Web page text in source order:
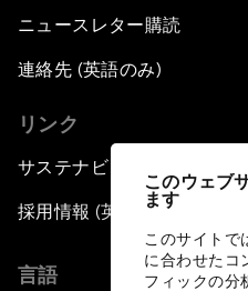
このウェブ
ます
このサイトで
に合わせたコ
フィックの分
ニュースレター購読
連絡先 (英語のみ)
リンク
サステナビリティへの取り組
採用情報 (英語のみ)
言語